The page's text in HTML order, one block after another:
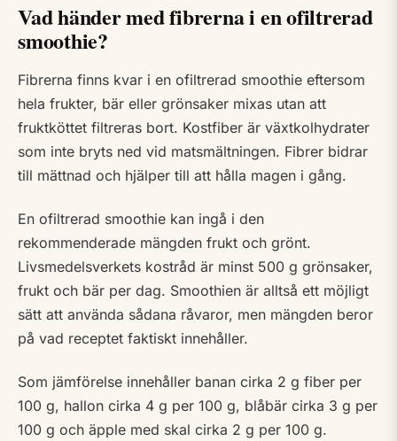
Vad händer med fibrerna i en ofiltrerad
smoothie?
Fibrerna finns kvar i en ofiltrerad smoothie eftersom
hela frukter, bär eller grönsaker mixas utan att
fruktköttet filtreras bort. Kostfiber är växtkolhydrater
som inte bryts ned vid matsmältningen. Fibrer bidrar
till mättnad och hjälper till att hålla magen i gång.
En ofiltrerad smoothie kan ingå i den
rekommenderade mängden frukt och grönt.
Livsmedelsverkets kostråd är minst 500 g grönsaker,
frukt och bär per dag. Smoothien är alltså ett möjligt
sätt att använda sådana råvaror, men mängden beror
på vad receptet faktiskt innehåller.
Som jämförelse innehåller banan cirka 2 g fiber per
100 g, hallon cirka 4 g per 100 g, blåbär cirka 3 g per
100 g och äpple med skal cirka 2 g per 100 g.